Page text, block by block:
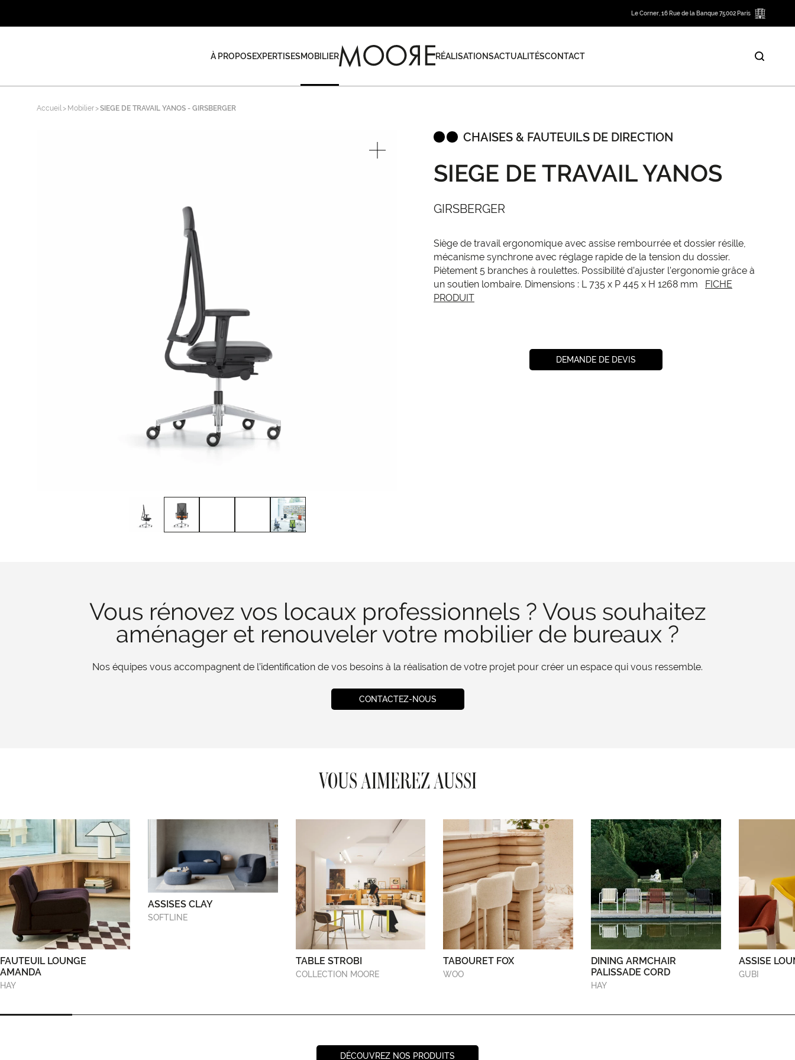
Le Corner, 16 Rue de la Banque 75002 Paris
À PROPOSEXPERTISESMOBILIER RÉALISATIONSACTUALITÉSCONTACT
Accueil Mobilier SIEGE DE TRAVAIL YANOS - GIRSBERGER
CHAISES & FAUTEUILS DE DIRECTION
SIEGE DE TRAVAIL YANOS
GIRSBERGER
Siège de travail ergonomique avec assise rembourrée et dossier résille,
mécanisme synchrone avec réglage rapide de la tension du dossier.
Piètement 5 branches à roulettes. Possibilité d’ajuster l’ergonomie grâce à
un soutien lombaire. Dimensions : L 735 x P 445 x H 1268 mm FICHE
PRODUIT
DEMANDE DE DEVIS
Vous rénovez vos locaux professionnels ? Vous souhaitez
aménager et renouveler votre mobilier de bureaux ?
Nos équipes vous accompagnent de l’identification de vos besoins à la réalisation de votre projet pour créer un espace qui vous ressemble.
CONTACTEZ-NOUS
VOUS AIMEREZ AUSSI
FAUTEUIL LOUNGE
AMANDA
HAY
ASSISES CLAY
SOFTLINE
TABLE STROBI
COLLECTION MOORE
TABOURET FOX
WOO
DINING ARMCHAIR
PALISSADE CORD
HAY
ASSISE
GUBI
DÉCOUVREZ NOS PRODUITS